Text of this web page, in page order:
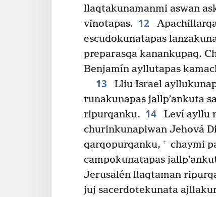
llaqtakunamanmi aswan
vinotapas. 12
escudokunatapas
preparasqa kanankupaq.
Benjamín ayllutapas
13
Lliu Israel
runakunapas jallp’ankuta
ripurqanku. 14
Leví ayllu
churinkunapiwan Jehová
qarqopurqanku, + chaymi
campokunatapas
Jerusalén llaqtaman
juj sacerdotekunata